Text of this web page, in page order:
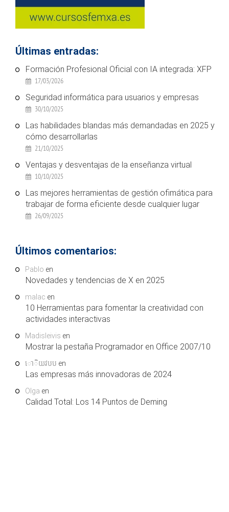
Últimas entradas:
Formación Profesional Oficial con IA integrada: XFP
17/03/2026
Seguridad informática para usuarios y empresas
30/10/2025
Las habilidades blandas más demandadas en 2025 y
cómo desarrollarlas
21/10/2025
Ventajas y desventajas de la enseñanza virtual
10/10/2025
Las mejores herramientas de gestión ofimática para
trabajar de forma eficiente desde cualquier lugar
26/09/2025
Últimos comentarios:
Pablo en
Novedades y tendencias de X en 2025
malac en
10 Herramientas para fomentar la creatividad con
actividades interactivas
Madisleivis en
Mostrar la pestaña Programador en Office 2007/10
ោិយវបប en
Las empresas más innovadoras de 2024
Olga en
Calidad Total: Los 14 Puntos de Deming